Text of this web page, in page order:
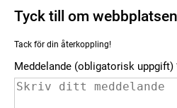
Tyck till om webbplatsen
Tack för din återkoppling!
Meddelande (obligatorisk uppgift)